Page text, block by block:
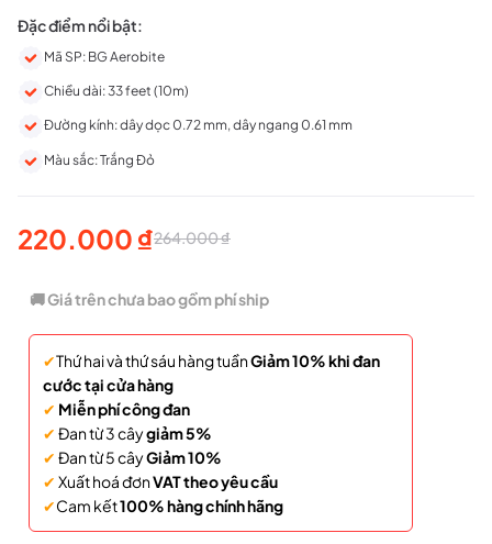
Đặc điểm nổi bật:
Mã SP: BG Aerobite
Chiều dài: 33 feet (10m)
Đường kính: dây dọc 0.72 mm, dây ngang 0.61 mm
Màu sắc: Trắng Đỏ
264.000₫
Giá
gốc
là:
264.000 ₫.
220.000 ₫
Giá
hiện
tại
là:
220.000 ₫.
🚚 Giá trên chưa bao gồm phí ship
✔Thứ hai và thứ sáu hàng tuầnGiảm 10% khi đan
cước tại cửa hàng
✔ Miễn phí công đan
✔ Đan từ 3 câygiảm 5%
✔ Đan từ 5 câyGiảm 10%
✔ Xuất hoá đơnVAT theo yêu cầu
✔Cam kết100% hàng chính hãng